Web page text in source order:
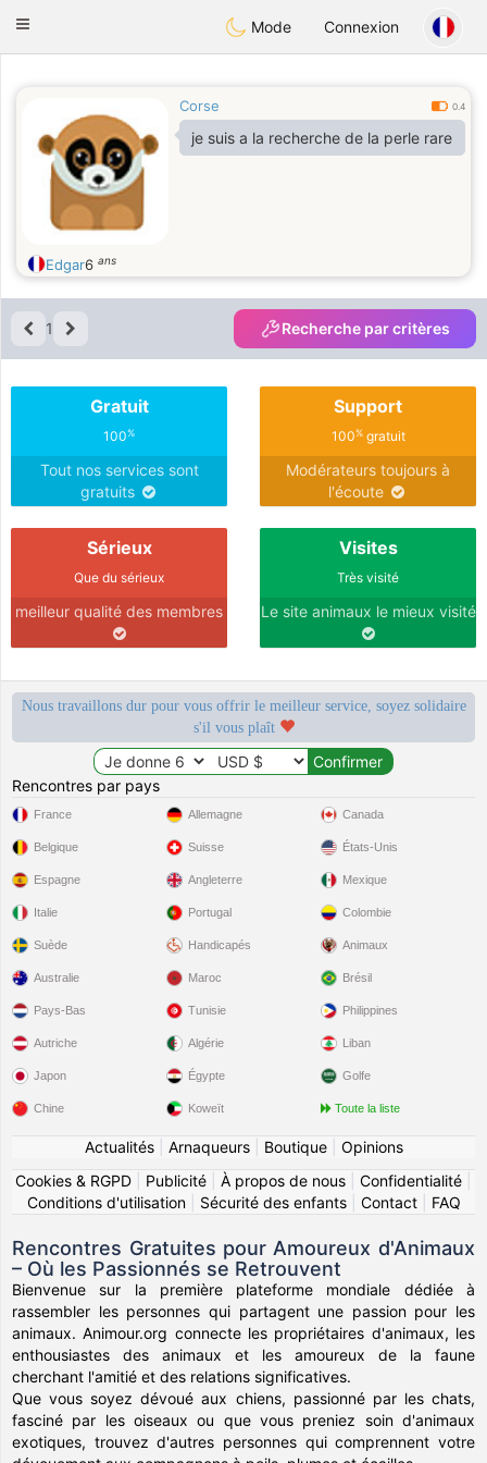
Animour
Toggle
Mode Connexion
Corse 0.4
je suis a la recherche de la perle rare
Edgar6 ans
1 Recherche par critères
Gratuit
100%
Tout nos services sont
gratuits
Support
100%gratuit
Modérateurs toujours à
l'écoute
Sérieux
Que du sérieux
meilleur qualité des membres
Visites
Très visité
Le site animaux le mieux visité
Nous travaillons dur pour vous offrir le meilleur service, soyez solidaire
s'il vous plaît
Rencontres par pays
France
Belgique
Espagne
Italie
Suède
Allemagne
Suisse
Angleterre
Portugal
Handicapés
Canada
États-Unis
Mexique
Colombie
Animaux
Australie
Pays-Bas
Autriche
Japon
Chine
Maroc
Tunisie
Algérie
Égypte
Koweït
Brésil
Philippines
Liban
Golfe
Toute la liste
Actualités| Arnaqueurs| Boutique| Opinions
Cookies & RGPD
Publicité À propos de nous Confidentialité
Conditions d'utilisation| Sécurité des enfants| Contact| FAQ
Rencontres Gratuites pour Amoureux d'Animaux
– Où les Passionnés se Retrouvent
Bienvenue sur la première plateforme mondiale dédiée à
rassembler les personnes qui partagent une passion pour les
animaux. Animour.org connecte les propriétaires d'animaux, les
enthousiastes des animaux et les amoureux de la faune
cherchant l'amitié et des relations significatives.
Que vous soyez dévoué aux chiens, passionné par les chats,
fasciné par les oiseaux ou que vous preniez soin d'animaux
exotiques, trouvez d'autres personnes qui comprennent votre